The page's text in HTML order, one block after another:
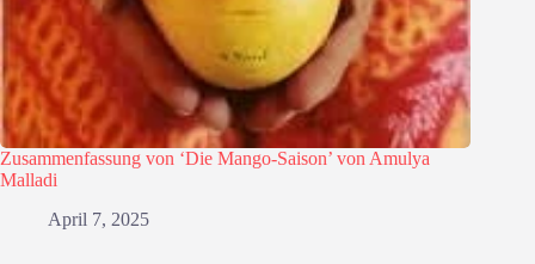
Zusammenfassung von ‘Die Mango-Saison’ von Amulya
Malladi
April 7, 2025